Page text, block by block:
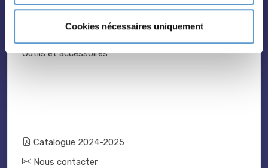
Cookies nécessaires uniquement
Légumes et aromatiques
Outils et accessoires
Catalogue 2024-2025
Nous contacter